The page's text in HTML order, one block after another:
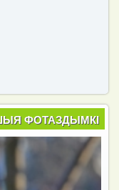
ФОТАЗДЫМКІ